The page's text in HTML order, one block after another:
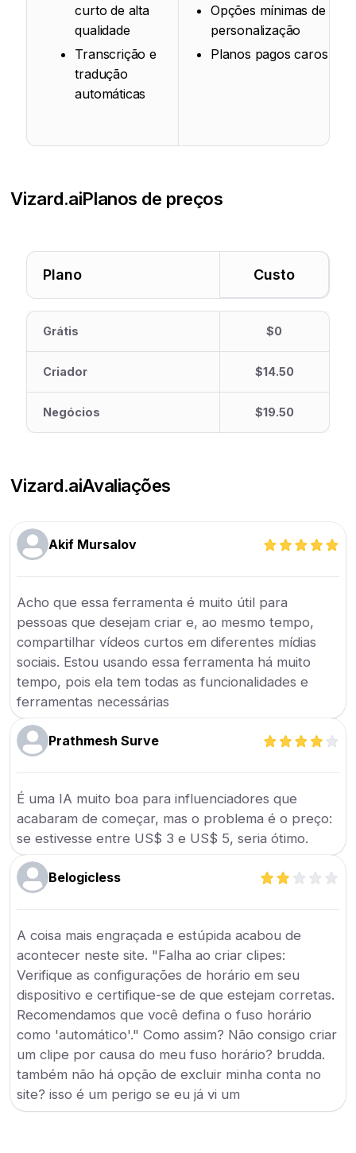
curto de alta
qualidade
Transcrição e
tradução
automáticas
Opções mínimas de
personalização
Planos pagos caros
Vizard.aiPlanos de preços
Plano Custo
Grátis $0
Criador $14.50
Negócios $19.50
Vizard.aiAvaliações
Akif Mursalov
Acho que essa ferramenta é muito útil para
pessoas que desejam criar e, ao mesmo tempo,
compartilhar vídeos curtos em diferentes mídias
sociais. Estou usando essa ferramenta há muito
tempo, pois ela tem todas as funcionalidades e
ferramentas necessárias
Prathmesh Surve
É uma IA muito boa para influenciadores que
acabaram de começar, mas o problema é o preço:
se estivesse entre US$ 3 e US$ 5, seria ótimo.
Belogicless
A coisa mais engraçada e estúpida acabou de
acontecer neste site. "Falha ao criar clipes:
Verifique as configurações de horário em seu
dispositivo e certifique-se de que estejam corretas.
Recomendamos que você defina o fuso horário
como 'automático'." Como assim? Não consigo criar
um clipe por causa do meu fuso horário? brudda.
também não há opção de excluir minha conta no
site? isso é um perigo se eu já vi um